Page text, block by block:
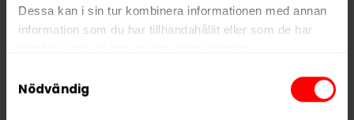
Dessa kan i sin tur kombinera informationen med annan
information som du har tillhandahållit eller som de har
We work with
who may receive and
Nödvändig
Styrka
Stark
Nikotin per gram
43,0 mg/g
Nikotin per dosa